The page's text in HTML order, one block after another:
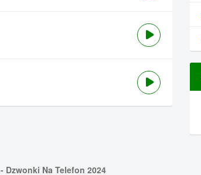
- Dzwonki Na Telefon 2024